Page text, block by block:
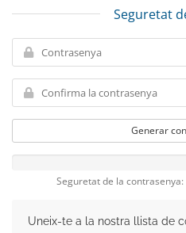
Seguretat
Generar
Seguretat de la
Uneix-te a la nostra llista de